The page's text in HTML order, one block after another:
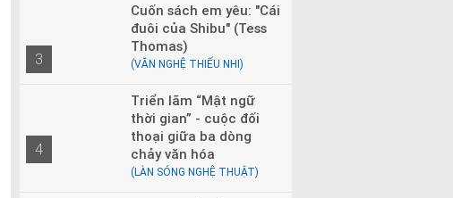
3
Cuốn sách em yêu: "Cái
đuôi của Shibu" (Tess
Thomas)
(VĂN NGHỆ THIẾU NHI)
4
Triển lãm “Mật ngữ
thời gian” - cuộc đối
thoại giữa ba dòng
chảy văn hóa
(LÀN SÓNG NGHỆ THUẬT)